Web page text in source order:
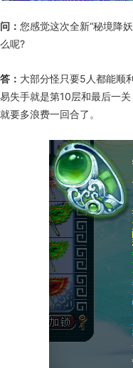
问： 您感觉这次全新“秘境降
么呢?
答： 大部分怪只要5人都能顺
易失手就是第10层和最后一
就要多浪费一回合了。